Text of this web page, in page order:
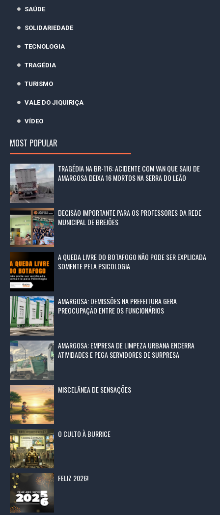
SAÚDE
SOLIDARIEDADE
TECNOLOGIA
TRAGÉDIA
TURISMO
VALE DO JIQUIRIÇA
VÍDEO
MOST POPULAR
TRAGÉDIA NA BR-116: ACIDENTE COM VAN QUE SAIU DE
AMARGOSA DEIXA 16 MORTOS NA SERRA DO LEÃO
DECISÃO IMPORTANTE PARA OS PROFESSORES DA REDE
MUNICIPAL DE BREJÕES
A QUEDA LIVRE DO BOTAFOGO NÃO PODE SER EXPLICADA
SOMENTE PELA PSICOLOGIA
AMARGOSA: DEMISSÕES NA PREFEITURA GERA
PREOCUPAÇÃO ENTRE OS FUNCIONÁRIOS
AMARGOSA: EMPRESA DE LIMPEZA URBANA ENCERRA
ATIVIDADES E PEGA SERVIDORES DE SURPRESA
MISCELÂNEA DE SENSAÇÕES
O CULTO À BURRICE
FELIZ 2026!